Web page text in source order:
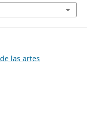
las artes